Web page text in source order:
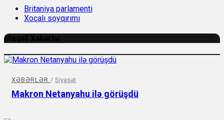
Britaniya parlamenti
Xocalı soyqırımı
Əlaqəli Xəbərlər
XƏBƏRLƏR / Siyasət
Makron Netanyahu ilə görüşdü